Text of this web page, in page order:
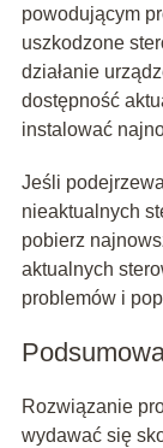
powodującym
uszkodzone
działanie
dostępność
instalować
Jeśli
nieaktualnych
pobierz
aktualnych
problemów i
Rozwiązanie
wydawać się